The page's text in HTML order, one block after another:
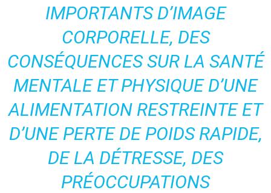
IMPORTANTS D’IMAGE
CORPORELLE, DES
CONSÉQUENCES SUR LA SANTÉ
MENTALE ET PHYSIQUE D’UNE
ALIMENTATION RESTREINTE ET
D’UNE PERTE DE POIDS RAPIDE,
DE LA DÉTRESSE, DES
PRÉOCCUPATIONS